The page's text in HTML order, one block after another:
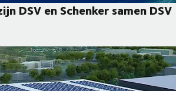
DSV en Schenker samen DSV
en Schenker samen DSV